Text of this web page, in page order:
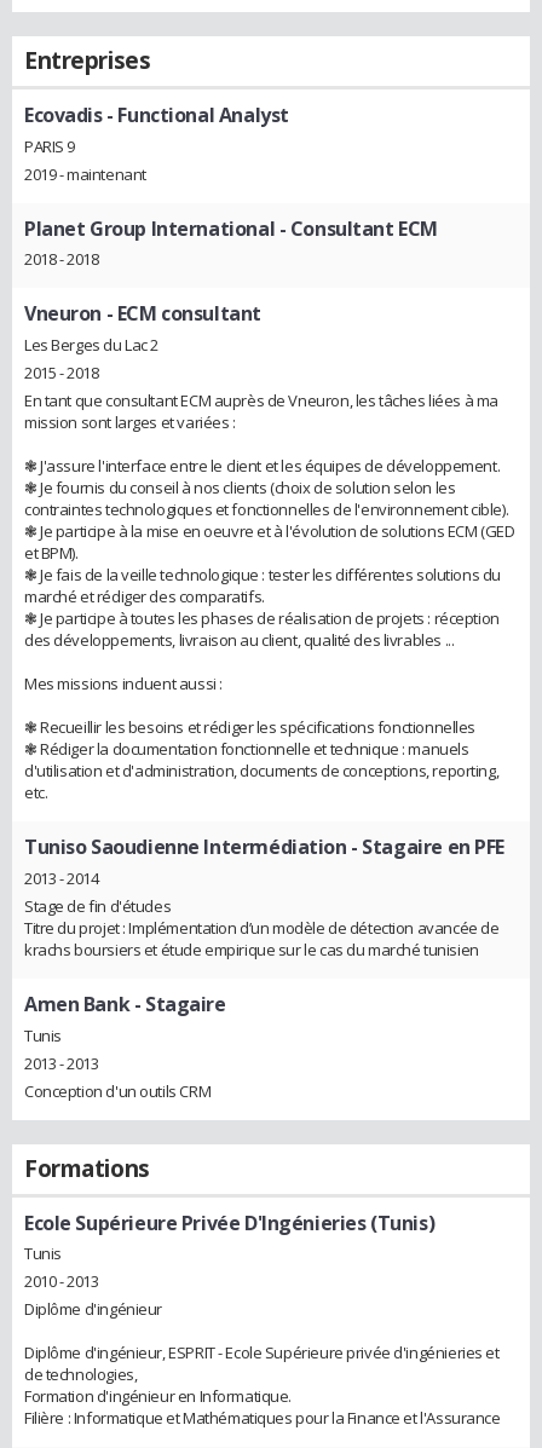
Entreprises
Ecovadis- Functional Analyst
PARIS 9
2019 - maintenant
Planet Group International - Consultant ECM
2018 - 2018
Vneuron - ECM consultant
Les Berges du Lac 2
2015 - 2018
En tant que consultant ECM auprès de Vneuron, les tâches liées à ma
mission sont larges et variées :
❃ J'assure l'interface entre le client et les équipes de développement.
❃ Je fournis du conseil à nos clients (choix de solution selon les
contraintes technologiques et fonctionnelles de l'environnement cible).
❃ Je participe à la mise en oeuvre et à l'évolution de solutions ECM (GED
et BPM).
❃ Je fais de la veille technologique : tester les différentes solutions du
marché et rédiger des comparatifs.
❃ Je participe à toutes les phases de réalisation de projets : réception
des développements, livraison au client, qualité des livrables ...
Mes missions incluent aussi :
❃ Recueillir les besoins et rédiger les spécifications fonctionnelles
❃ Rédiger la documentation fonctionnelle et technique : manuels
d'utilisation et d'administration, documents de conceptions, reporting,
etc.
Tuniso Saoudienne Intermédiation - Stagaire en PFE
2013 - 2014
Stage de fin d'études
Titre du projet : Implémentation d’un modèle de détection avancée de
krachs boursiers et étude empirique sur le cas du marché tunisien
Amen Bank- Stagaire
Tunis
2013 - 2013
Conception d'un outils CRM
Formations
Ecole Supérieure Privée D'Ingénieries (Tunis)
Tunis
2010 - 2013
Diplôme d'ingénieur
Diplôme d'ingénieur, ESPRIT - Ecole Supérieure privée d'ingénieries et
de technologies,
Formation d'ingénieur en Informatique.
Filière : Informatique et Mathématiques pour la Finance et l'Assurance